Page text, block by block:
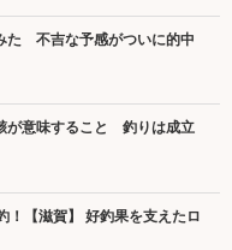
た 不吉な予感がついに的中
が意味すること 釣りは成立
！【滋賀】 好釣果を支えたロ